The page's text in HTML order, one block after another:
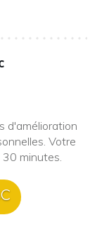
d'amélioration
Votre
30 minutes.